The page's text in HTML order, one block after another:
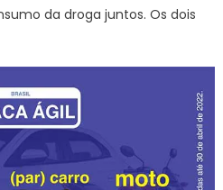
da droga juntos. Os dois